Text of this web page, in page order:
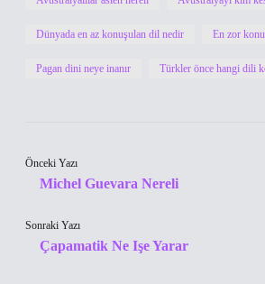
Dünyada en az konuşulan dil nedir En zor
Pagan dini neye inanır Türkler önce hangi dili
Önceki Yazı
Michel Guevara Nereli
Sonraki Yazı
Çapamatik Ne Işe Yarar